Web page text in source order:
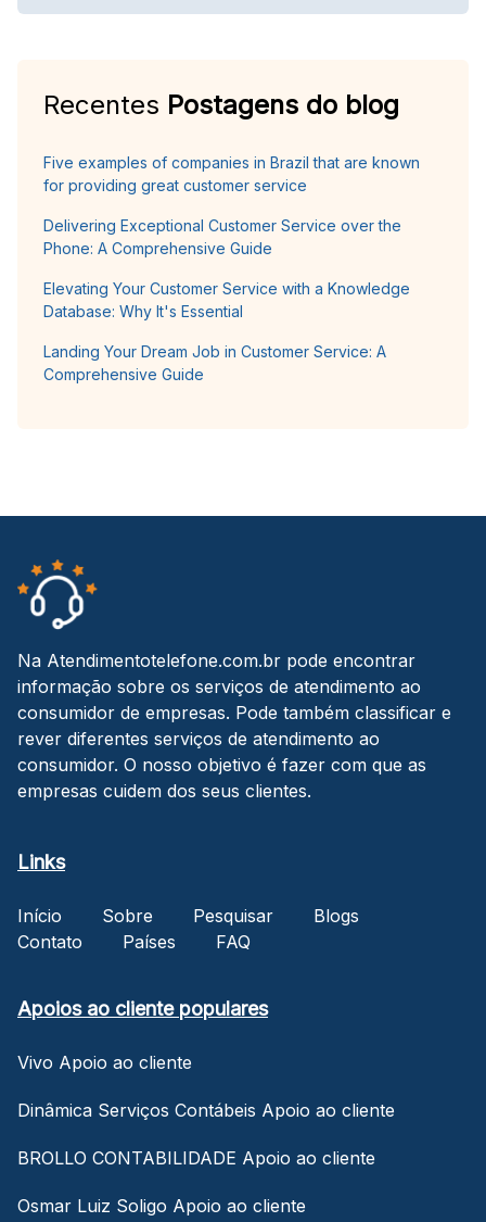
Recentes Postagens do blog
Five examples of companies in Brazil that are known
for providing great customer service
Delivering Exceptional Customer Service over the
Phone: A Comprehensive Guide
Elevating Your Customer Service with a Knowledge
Database: Why It's Essential
Landing Your Dream Job in Customer Service: A
Comprehensive Guide
Na Atendimentotelefone.com.br pode encontrar
informação sobre os serviços de atendimento ao
consumidor de empresas. Pode também classificar e
rever diferentes serviços de atendimento ao
consumidor. O nosso objetivo é fazer com que as
empresas cuidem dos seus clientes.
Links
Início Sobre Pesquisar
Blogs
Contato
Países FAQ
Apoios ao cliente populares
Vivo Apoio ao cliente
Dinâmica Serviços Contábeis Apoio ao cliente
BROLLO CONTABILIDADE Apoio ao cliente
Osmar Luiz Soligo Apoio ao cliente